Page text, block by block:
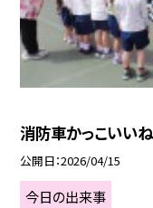
消防車かっこいいね
公開日 2026/04/15
今日の出来事